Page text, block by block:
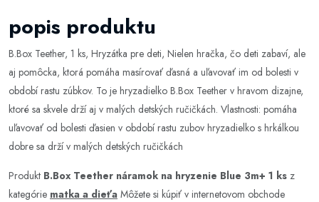
popis produktu
B.Box Teether, 1 ks, Hryzátka pre deti, Nielen hračka, čo deti zabaví, ale
aj pomôcka, ktorá pomáha masírovať ďasná a uľavovať im od bolesti v
období rastu zúbkov. To je hryzadielko B.Box Teether v hravom dizajne,
ktoré sa skvele drží aj v malých detských ručičkách. Vlastnosti: pomáha
uľavovať od bolesti ďasien v období rastu zubov hryzadielko s hrkálkou
dobre sa drží v malých detských ručičkách
Produkt B.Box Teether náramok na hryzenie Blue 3m+ 1 ks z
kategórie matka a dieťa Môžete si kúpiť v internetovom obchode